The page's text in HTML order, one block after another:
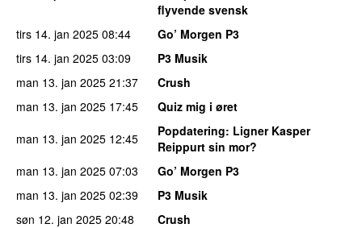
flyvende svensk
tirs 14. jan 2025 08:44
Go’ Morgen P3
tirs 14. jan 2025 03:09
P3 Musik
man 13. jan 2025 21:37
Crush
man 13. jan 2025 17:45
Quiz mig i øret
man 13. jan 2025 12:45 Popdatering: Ligner Kasper
Reippurt sin mor?
man 13. jan 2025 07:03
Go’ Morgen P3
man 13. jan 2025 02:39
P3 Musik
søn 12. jan 2025 20:48
Crush